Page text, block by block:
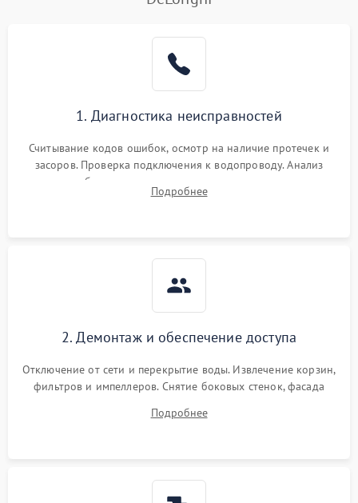
1. Диагностика неисправностей
Считывание кодов ошибок, осмотр на наличие протечек и
засоров. Проверка подключения к водопроводу. Анализ
жалоб на отсутствие слива, нагрева, вращения
разбрызгивателей или срабатывание системы защиты
Подробнее
2. Демонтаж и обеспечение доступа
Отключение от сети и перекрытие воды. Извлечение корзин,
фильтров и импеллеров. Снятие боковых стенок, фасада
циркуляционному насосу, ТЭНу и сливной помпе.
Подробнее